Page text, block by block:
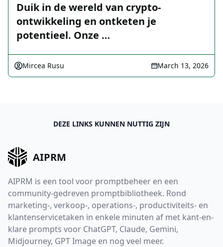
Duik in de wereld van crypto-
ontwikkeling en ontketen je
potentieel. Onze …
Mircea Rusu March 13, 2026
DEZE LINKS KUNNEN NUTTIG ZIJN
AIPRM
AIPRM is een tool voor promptbeheer en een
community-gedreven promptbibliotheek. Rond
marketing-, verkoop-, operations-, productiviteits- en
klantenservicetaken in enkele minuten af met kant-en-
klare prompts voor ChatGPT, Claude, Gemini,
Midjourney, GPT Image en nog veel meer.